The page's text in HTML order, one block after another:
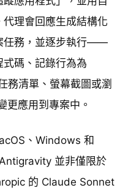
理會回應生成結構化
任務，並逐步執行——
碼、記錄行為為
務清單、螢幕截圖或瀏
更應用到專案中。
、Windows 和
並非僅限於
的 Claude Sonnet